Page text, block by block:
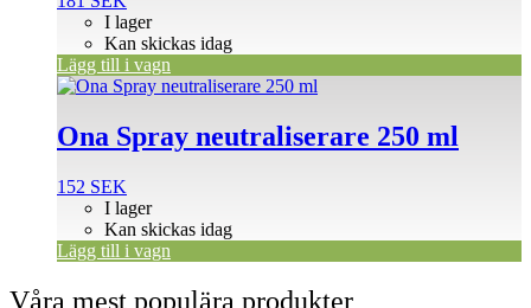
I lager
Kan skickas idag
Lägg till i vagn
Ona Spray neutraliserare 250 ml
152 SEK
I lager
Kan skickas idag
Lägg till i vagn
Våra mest populära produkter